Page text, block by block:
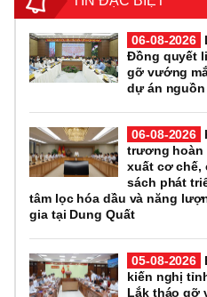
06-08-2026
Đồng quyết
gỡ vướng
dự án
06-08-2026
trương hoàn
xuất cơ chế,
sách phát
tâm lọc hóa dầu và năng
gia tại Dung Quất
05-08-2026
kiến nghị
Lắk tháo gỡ